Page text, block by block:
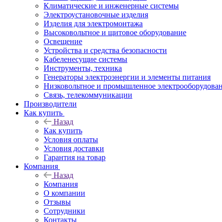
Климатические и инженерные системы
Электроустановочные изделия
Изделия для электромонтажа
Высоковольтное и щитовое оборудование
Освещение
Устройства и средства безопасности
Кабеленесущие системы
Инструменты, техника
Генераторы электроэнергии и элементы питания
Низковольтное и промышленное
Связь, телекоммуникации
Производители
Как купить
Назад
Как купить
Условия оплаты
Условия доставки
Гарантия на товар
Компания
Назад
Компания
О компании
Отзывы
Сотрудники
Контакты